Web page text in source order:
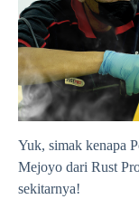
Yuk, simak kenapa
Mejoyo dari Rust
sekitarnya!